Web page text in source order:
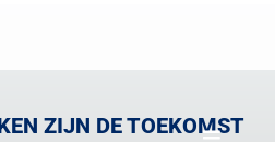
ZIJN DE TOEKOMST